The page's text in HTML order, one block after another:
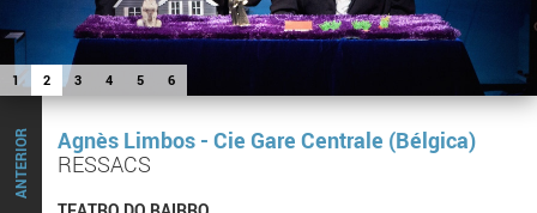
1 2 3 4 5 6
ANTERIOR
Agnès Limbos - Cie Gare Centrale (Bélgica)
RESSACS